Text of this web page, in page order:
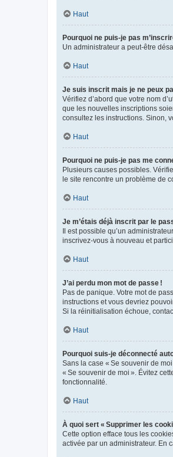
Haut
Pourquoi ne puis-je pas
Un administrateur a peut-être
Haut
Je suis inscrit mais je ne peux
Vérifiez d’abord que votre nom
que les nouvelles inscriptions
consultez les instructions. Sinon,
Haut
Pourquoi ne puis-je pas me
Plusieurs causes possibles.
le site rencontre un problème de
Haut
Je m’étais déjà inscrit par le
Il est possible qu’un
inscrivez-vous à nouveau et
Haut
J’ai perdu mon mot de passe !
Pas de panique. Votre mot de
instructions et vous devriez
Si la réinitialisation échoue,
Haut
Pourquoi suis-je déconnecté
Sans la case « Se souvenir de
« Se souvenir de moi ». Évitez
fonctionnalité.
Haut
À quoi sert « Supprimer les
Cette option efface tous les
activée par un administrateur. En